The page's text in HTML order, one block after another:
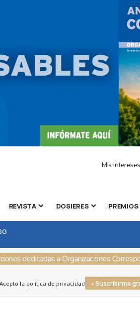
Mis intereses
REVISTA DOSIERES PREMIOS
dedicadas a Organizaciones
la política de privacidad » Suscribirme